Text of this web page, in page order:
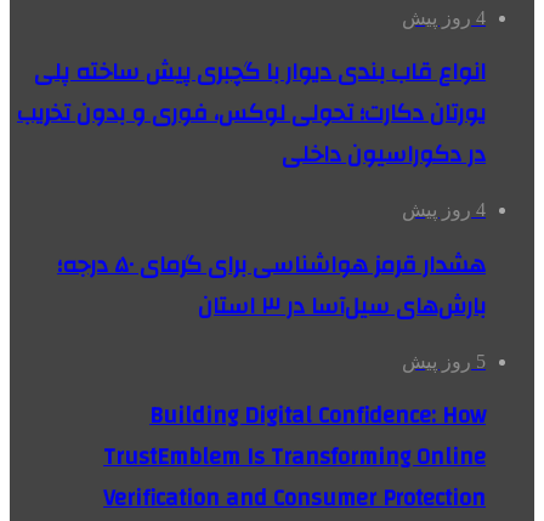
4 روز پیش
انواع قاب بندی دیوار با گچبری پیش ساخته پلی
یورتان دکارت؛ تحولی لوکس، فوری و بدون تخریب
در دکوراسیون داخلی
4 روز پیش
هشدار قرمز هواشناسی برای گرمای ۵۰ درجه؛
بارش‌های سیل‌آسا در ۳ استان
5 روز پیش
Building Digital Confidence: How
TrustEmblem Is Transforming Online
Verification and Consumer Protection